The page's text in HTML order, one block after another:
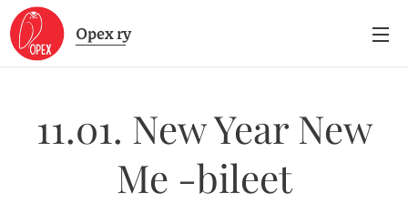
Opexry
11.01. New Year New
Me -bileet